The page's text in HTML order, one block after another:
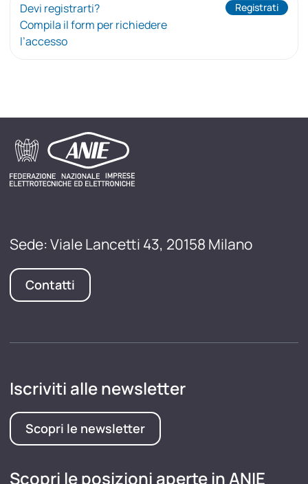
Devi registrarti?
Compila il form per richiedere
l’accesso
Registrati
Sede: Viale Lancetti 43, 20158 Milano
Contatti
Iscriviti alle newsletter
Scopri le newsletter
Scopri le posizioni aperte in ANIE